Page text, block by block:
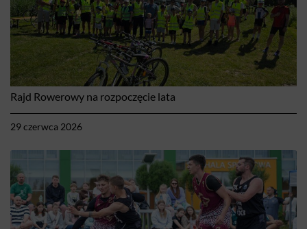
Rajd Rowerowy na rozpoczęcie lata
29 czerwca 2026